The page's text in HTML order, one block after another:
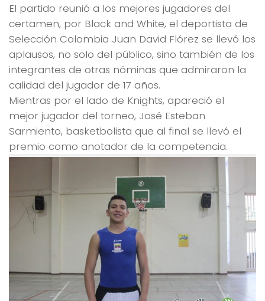
El partido reunió a los mejores jugadores del
certamen, por Black and White, el deportista de
Selección Colombia Juan David Flórez se llevó los
aplausos, no solo del público, sino también de los
integrantes de otras nóminas que admiraron la
calidad del jugador de 17 años.
Mientras por el lado de Knights, apareció el
mejor jugador del torneo, José Esteban
Sarmiento, basketbolista que al final se llevó el
premio como anotador de la competencia.